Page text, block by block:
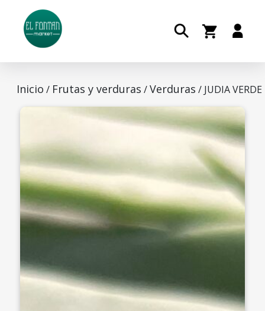
Inicio / Frutas y verduras /Verduras / JUDIA VERDE